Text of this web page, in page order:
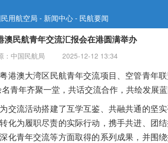
用航空局 - 新闻中心 - 民航要闻
澳民航青年交流汇报会在港圆满举办
：中国民航局 2025-12-12 13:34
澳大湾区民航青年交流项目、空管青年
青年齐聚一堂，共话交流合作，共绘发展蓝
流活动搭建了互学互鉴、共融共通的坚
为履职尽责的实际行动，携手共进、团
青年交流等方面取得的系列成果，并围